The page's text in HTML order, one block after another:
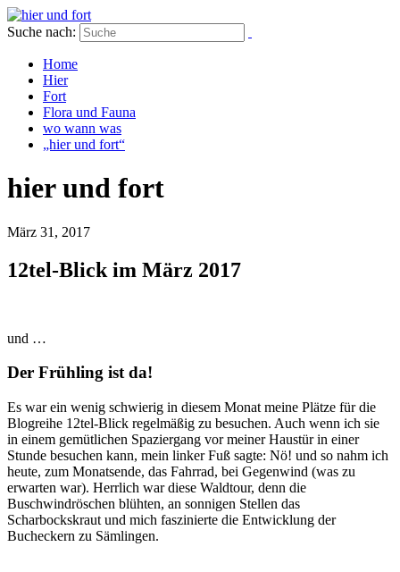
Suche nach:
Home
Hier
Fort
Flora und Fauna
wo wann was
„hier und fort“
hier und fort
März 31, 2017
12tel-Blick im März 2017
und …
Der Frühling ist da!
Es war ein wenig schwierig in diesem Monat meine Plätze für die
Blogreihe 12tel-Blick regelmäßig zu besuchen. Auch wenn ich sie
in einem gemütlichen Spaziergang vor meiner Haustür in einer
Stunde besuchen kann, mein linker Fuß sagte: Nö! und so nahm ich
heute, zum Monatsende, das Fahrrad, bei Gegenwind (was zu
erwarten war). Herrlich war diese Waldtour, denn die
Buschwindröschen blühten, an sonnigen Stellen das
Scharbockskraut und mich faszinierte die Entwicklung der
Bucheckern zu Sämlingen.